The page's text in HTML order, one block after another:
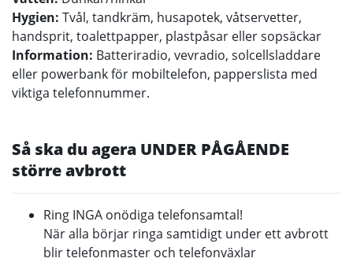
Hygien: Tvål, tandkräm, husapotek, våtservetter,
handsprit, toalettpapper, plastpåsar eller sopsäckar
Information: Batteriradio, vevradio, solcellsladdare
eller powerbank för mobiltelefon, papperslista med
viktiga telefonnummer.
Så ska du agera UNDER PÅGÅENDE
större avbrott
Ring INGA onödiga telefonsamtal!
När alla börjar ringa samtidigt under ett avbrott
blir telefonmaster och telefonväxlar